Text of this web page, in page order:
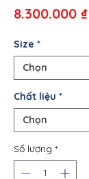
8.300.000 ₫
Size *
Chất liệu *
Số lượng *